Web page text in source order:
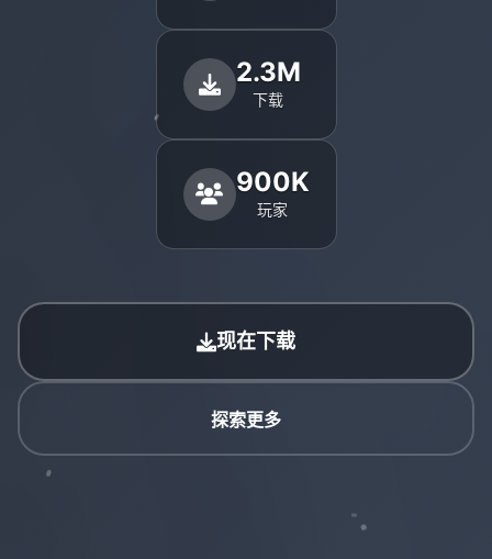
2.3M
下载
900K
玩家
现在下载
探索更多